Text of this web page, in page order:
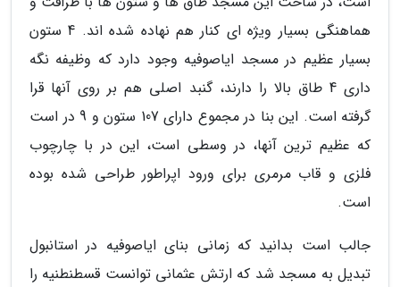
هماهنگی بسیار ویژه ای کنار هم نهاده شده اند. 4 ستون
بسیار عظیم در مسجد ایاصوفیه وجود دارد که وظیفه نگه
داری 4 طاق بالا را دارند، گنبد اصلی هم بر روی آنها قرا
گرفته است. این بنا در مجموع دارای 107 ستون و 9 در است
که عظیم ترین آنها، در وسطی است، این در با چارچوب
فلزی و قاب مرمری برای ورود اپراطور طراحی شده بوده
است.
جالب است بدانید که زمانی بنای ایاصوفیه در استانبول
تبدیل به مسجد شد که ارتش عثمانی توانست قسطنطنیه را